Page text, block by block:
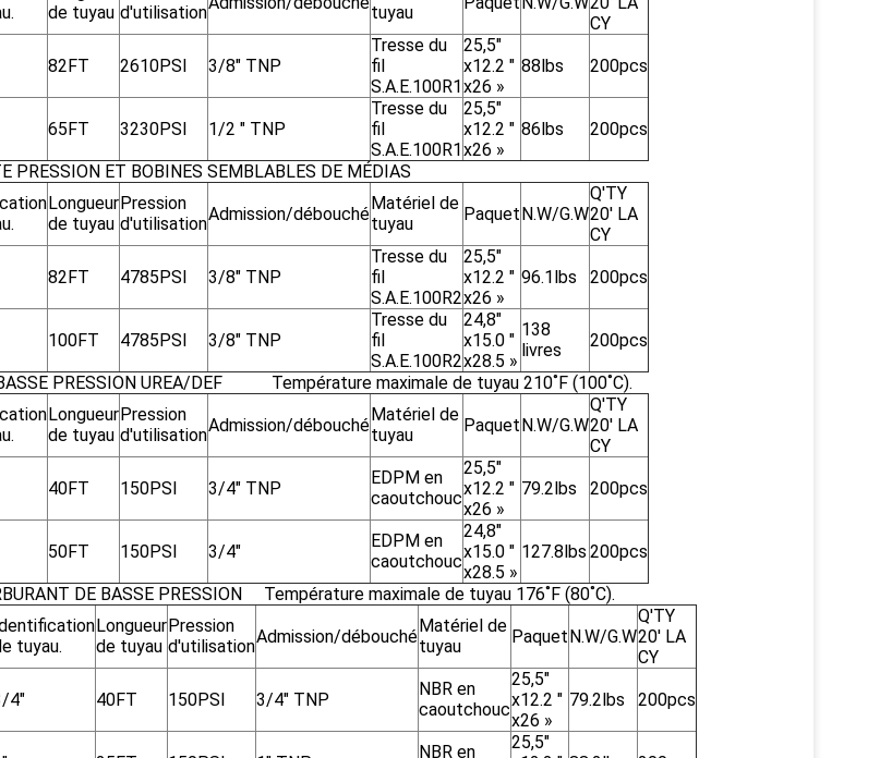
de tuyau d'utilisation
tuyau
CY
82FT 2610PSI 3/8" TNP
Tresse du
fil
S.A.E.100R1
25,5"
x12.2 "
x26 »
88lbs 200pcs
65FT 3230PSI 1/2 " TNP
Tresse du
fil
S.A.E.100R1
25,5"
x12.2 "
x26 »
86lbs 200pcs
PRESSION ET BOBINES SEMBLABLES DE MÉDIAS
Longueur
de tuyau
Pression
d'utilisationAdmission/débouché
Matériel de
tuyau
PaquetN.W/G.W
Q'TY
20' LA
CY
82FT 4785PSI 3/8" TNP
Tresse du
fil
S.A.E.100R2
25,5"
x12.2 "
x26 »
96.1lbs 200pcs
100FT 4785PSI 3/8" TNP
Tresse du
fil
S.A.E.100R2
24,8"
x15.0 "
x28.5 »
138
livres
200pcs
PRESSION UREA/DEF Température maximale de tuyau 210˚F (100˚C).
Longueur
de tuyau
Pression
d'utilisationAdmission/débouché
Matériel de
tuyau
PaquetN.W/G.W
Q'TY
20' LA
CY
40FT 150PSI 3/4" TNP
EDPM en
caoutchouc
25,5"
x12.2 "
x26 »
79.2lbs 200pcs
50FT 150PSI 3/4"
EDPM en
caoutchouc
24,8"
x15.0 "
x28.5 »
127.8lbs 200pcs
DE BASSE PRESSION Température maximale de tuyau 176˚F (80˚C).
tuyau.
Longueur
de tuyau
Pression
d'utilisationAdmission/débouché
Matériel de
tuyau
PaquetN.W/G.W
Q'TY
20' LA
CY
4" 40FT 150PSI 3/4" TNP
NBR en
caoutchouc
25,5"
x12.2 "
x26 »
79.2lbs 200pcs
NBR en
25,5"